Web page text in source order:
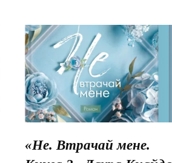
«Не. Втрачай мене.